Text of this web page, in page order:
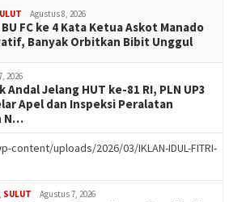
Agustus 8, 2026
FC ke 4 Kata Ketua Askot Manado
Banyak Orbitkan Bibit Unggul
2026
Andal Jelang HUT ke-81 RI, PLN UP3
Apel dan Inspeksi Peralatan
N…
uploads/2026/03/IKLAN-IDUL-FITRI-
, SULUT Agustus 7, 2026